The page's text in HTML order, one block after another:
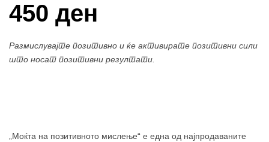
450 ден
Размислувајте позитивно и ќе активирате позитивни сили
што носат позитивни резултати.
„Моќта на позитивното мислење“ е една од најпродаваните